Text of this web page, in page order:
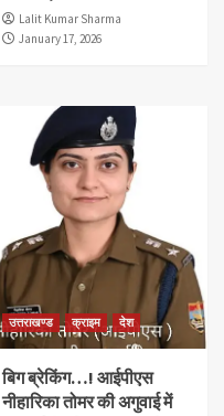
Lalit Kumar Sharma
January 17, 2026
उत्तराखण्ड क्राइम देश
बिग ब्रेकिंग…! आईपीएस
नीहारिका तोमर की अगुवाई में